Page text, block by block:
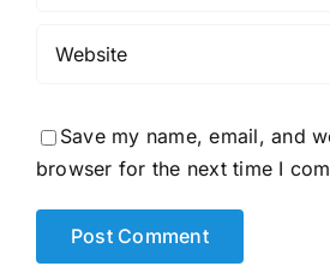
Save my name, email, and
browser for the next time I